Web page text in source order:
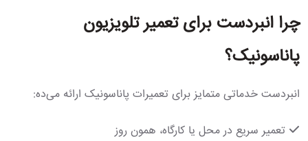
چرا انبردست برای تعمیر تلویزیون
پاناسونیک؟
انبردست خدماتی متمایز برای تعمیرات پاناسونیک ارائه می‌ده:
تعمیر سریع در محل یا کارگاه، همون روز